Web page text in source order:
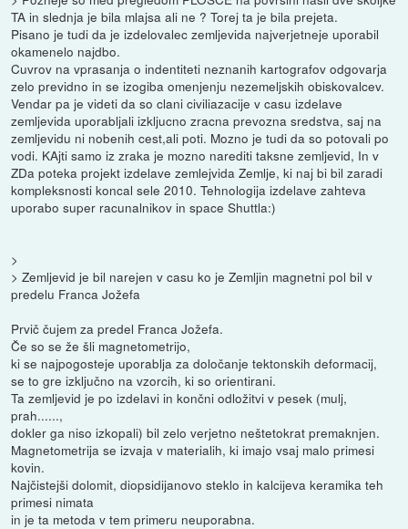
TA in slednja je bila mlajsa ali ne ? Torej ta je bila prejeta.
Pisano je tudi da je izdelovalec zemljevida najverjetneje uporabil
okamenelo najdbo.
Cuvrov na vprasanja o indentiteti neznanih kartografov odgovarja
zelo previdno in se izogiba omenjenju nezemeljskih obiskovalcev.
Vendar pa je videti da so clani civiliazacije v casu izdelave
zemljevida uporabljali izkljucno zracna prevozna sredstva, saj na
zemljevidu ni nobenih cest,ali poti. Mozno je tudi da so potovali po
vodi. KAjti samo iz zraka je mozno narediti taksne zemljevid, In v
ZDa poteka projekt izdelave zemlejvida Zemlje, ki naj bi bil zaradi
kompleksnosti koncal sele 2010. Tehnologija izdelave zahteva
uporabo super racunalnikov in space Shuttla:)
>
> Zemljevid je bil narejen v casu ko je Zemljin magnetni pol bil v
predelu Franca Jožefa
Prvič čujem za predel Franca Jožefa.
Če so se že šli magnetometrijo,
ki se najpogosteje uporablja za določanje tektonskih deformacij,
se to gre izključno na vzorcih, ki so orientirani.
Ta zemljevid je po izdelavi in končni odložitvi v pesek (mulj,
prah......,
dokler ga niso izkopali) bil zelo verjetno neštetokrat premaknjen.
Magnetometrija se izvaja v materialih, ki imajo vsaj malo primesi
kovin.
Najčistejši dolomit, diopsidijanovo steklo in kalcijeva keramika teh
primesi nimata
in je ta metoda v tem primeru neuporabna.